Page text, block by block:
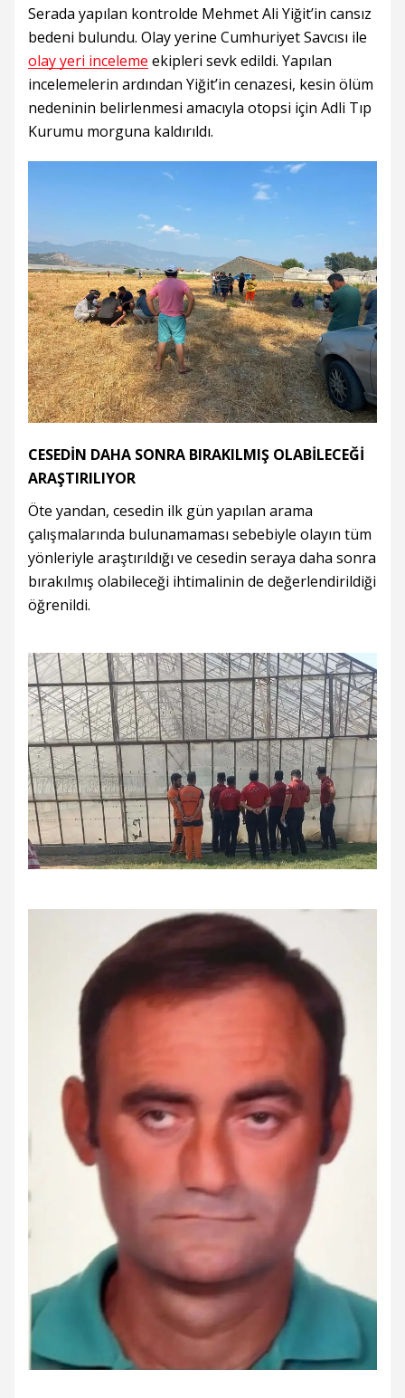
Serada yapılan kontrolde Mehmet Ali Yiğit’in cansız
bedeni bulundu. Olay yerine Cumhuriyet Savcısı ile
olay yeri inceleme ekipleri sevk edildi. Yapılan
incelemelerin ardından Yiğit’in cenazesi, kesin ölüm
nedeninin belirlenmesi amacıyla otopsi için Adli Tıp
Kurumu morguna kaldırıldı.
CESEDİN DAHA SONRA BIRAKILMIŞ OLABİLECEĞİ
ARAŞTIRILIYOR
Öte yandan, cesedin ilk gün yapılan arama
çalışmalarında bulunamaması sebebiyle olayın tüm
yönleriyle araştırıldığı ve cesedin seraya daha sonra
bırakılmış olabileceği ihtimalinin de değerlendirildiği
öğrenildi.